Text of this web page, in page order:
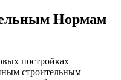
Нормам
постройках
строительным